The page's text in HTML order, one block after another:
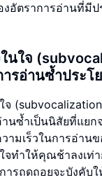
อัตราการอ่านที่มี
ในใจ
ารอ่านซ้ำประโ
จ
านซ้ำเป็นนิสัยที่แยก
วามเร็วในการอ่า
จทำให้คุณช้าลงเท่
รถดถอยจะบังคับ